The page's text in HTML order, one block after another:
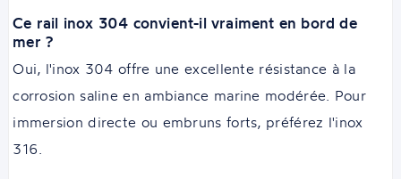
Ce rail inox 304 convient-il vraiment en bord de
mer ?
Oui, l'inox 304 offre une excellente résistance à la
corrosion saline en ambiance marine modérée. Pour
immersion directe ou embruns forts, préférez l'inox
316.